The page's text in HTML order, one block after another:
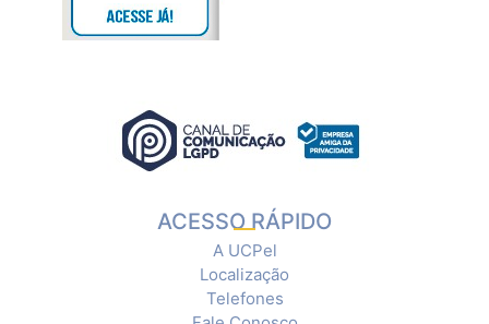
ACESSO RÁPIDO
A UCPel
Localização
Telefones